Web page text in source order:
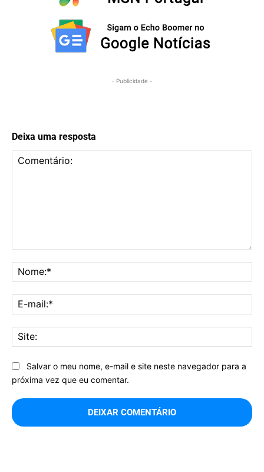
- Publicidade -
Deixa uma resposta
Salvar o meu nome, e-mail e site neste navegador para a
próxima vez que eu comentar.